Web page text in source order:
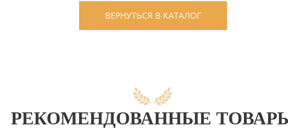
ВЕРНУТЬСЯ В КАТАЛОГ
РЕКОМЕНДОВАННЫЕ